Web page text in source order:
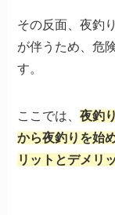
その反面、夜釣
が伴うため、危
す。
ここでは、夜釣
から夜釣りを始
リットとデメリ